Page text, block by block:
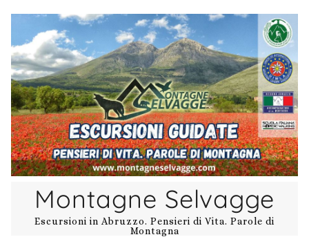
contenuto
Montagne Selvagge
Escursioni in Abruzzo. Pensieri di Vita. Parole di
Montagna